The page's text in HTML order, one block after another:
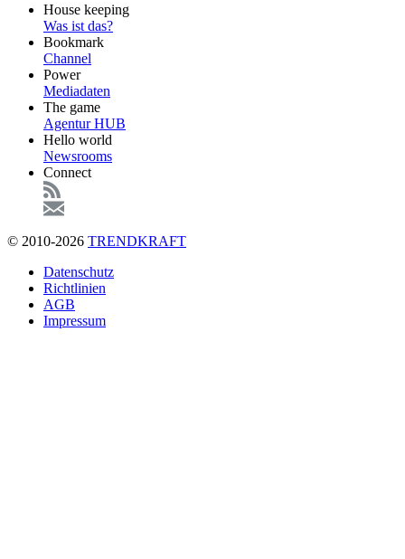
FooterHouse keeping
Was ist das?
Bookmark
Channel
Power
Mediadaten
The game
Agentur HUB
Hello world
Newsrooms
Connect
© 2010-2026 TRENDKRAFT
FußzeileDatenschutz
Richtlinien
AGB
Impressum